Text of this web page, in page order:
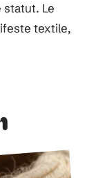
statut. Le
textile,